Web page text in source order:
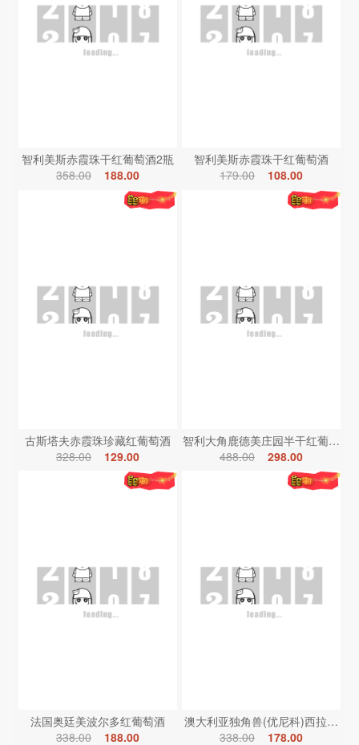
智利美斯赤霞珠干红葡萄酒2瓶
358.00
188.00
智利美斯赤霞珠干红葡萄酒
179.00
108.00
古斯塔夫赤霞珠珍藏红葡萄酒
328.00
129.00
智利大角鹿德美庄园半干红葡萄酒
488.00
298.00
法国奥廷美波尔多红葡萄酒
338.00
188.00
澳大利亚独角兽(优尼科)西拉红葡
338.00
178.00